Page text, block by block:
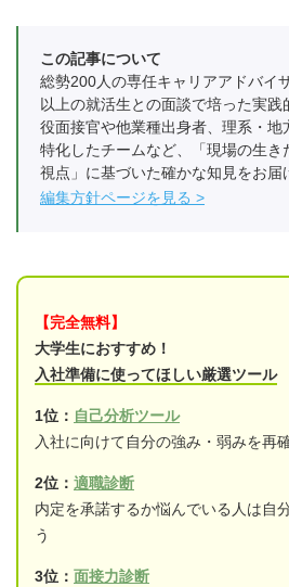
この記事について
総勢200人の専任キャリアアドバイ
以上の就活生との面談で培った実
役面接官や他業種出身者、理系・地
特化したチームなど、「現場の生き
視点」に基づいた確かな知見をお届
編集方針ページを見る
【完全無料】
大学生におすすめ！
入社準備に使ってほしい厳選ツール
1位： 自己分析ツール
入社に向けて自分の強み・弱みを再
2位： 適職診断
内定を承諾するか悩んでいる人は自
う
3位： 面接力診断